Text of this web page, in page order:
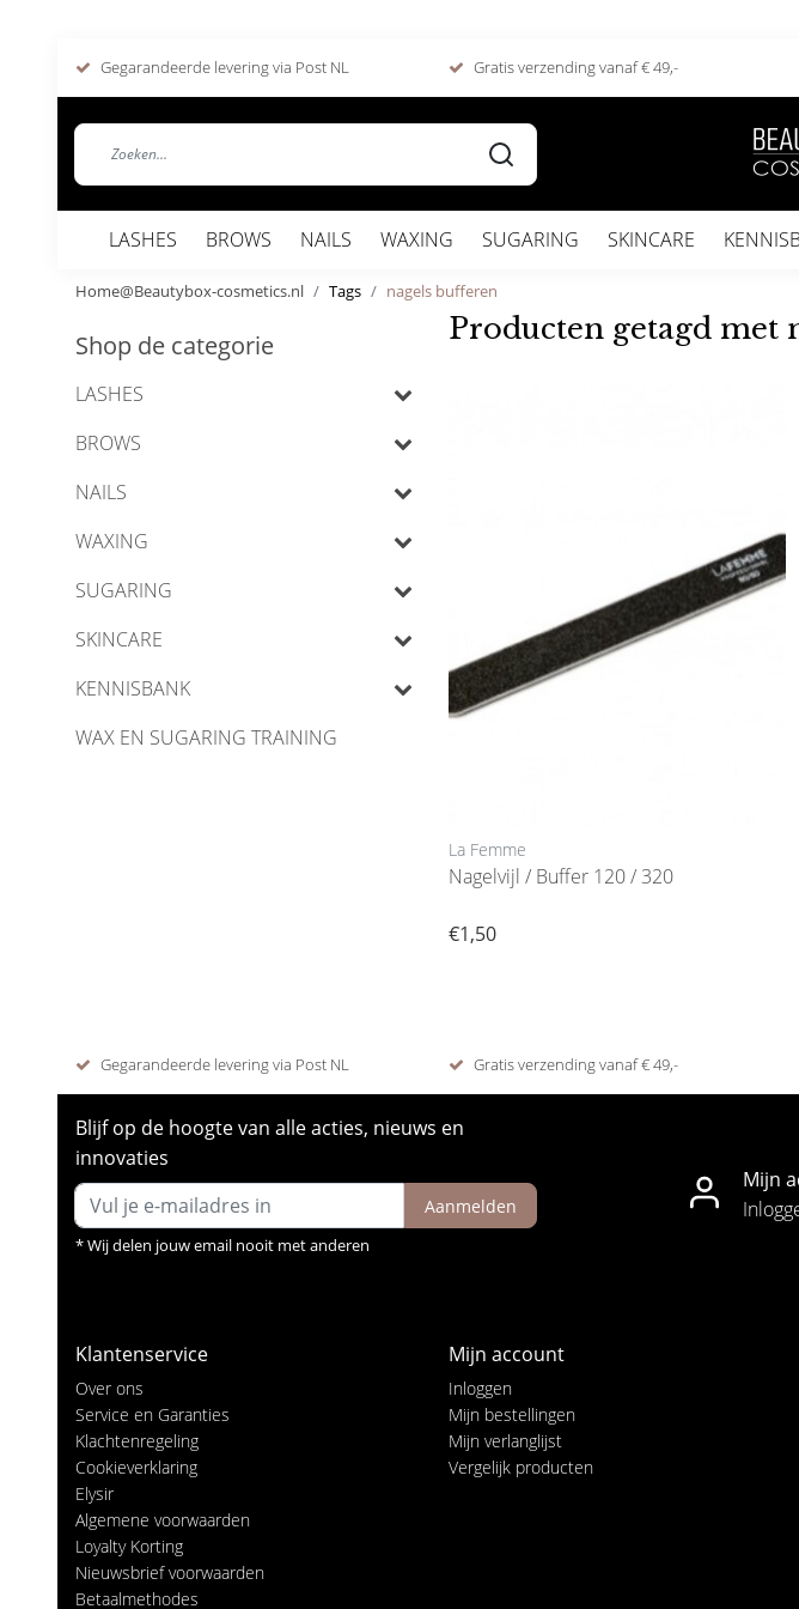
Gegarandeerde levering via Post NL Gratis verzending vanaf € 49,-
LASHES BROWS NAILS WAXING SUGARING SKINCARE
Home@Beautybox-cosmetics.nl Tags nagels bufferen
Shop de categorie
LASHES
BROWS
NAILS
WAXING
SUGARING
SKINCARE
KENNISBANK
WAX EN SUGARING TRAINING
Producten getagd met
La Femme
Nagelvijl / Buffer 120 / 320
€1,50
Gegarandeerde levering via Post NL Gratis verzending vanaf € 49,-
Blijf op de hoogte van alle acties, nieuws en
innovaties
Aanmelden
* Wij delen jouw email nooit met anderen
Mijn
Klantenservice
Over ons
Service en Garanties
Klachtenregeling
Cookieverklaring
Elysir
Algemene voorwaarden
Loyalty Korting
Nieuwsbrief voorwaarden
Betaalmethodes
Mijn account
Inloggen
Mijn bestellingen
Mijn verlanglijst
Vergelijk producten